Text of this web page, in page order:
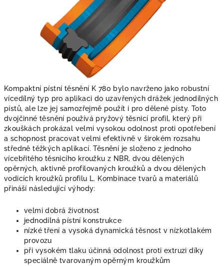
Kompaktní pístní těsnění K 780 bylo navrženo jako robustní
vícedílný typ pro aplikaci do uzavřených drážek jednodílných
pístů, ale lze jej samozřejmě použít i pro dělené písty. Toto
dvojčinné těsnění používá pryžový těsnicí profil, který při
zkouškách prokázal velmi vysokou odolnost proti opotřebení
a schopnost pracovat velmi efektivně v širokém rozsahu
středně těžkých aplikací. Těsnění je složeno z jednoho
vícebřitého těsnicího kroužku z NBR, dvou dělených
opěrných, aktivně profilovaných kroužků a dvou dělených
vodicích kroužků profilu L. Kombinace tvarů a materiálů
přináší následující výhody:
velmi dobrá životnost
jednodílná pístní konstrukce
nízké tření a vysoká dynamická těsnost v nízkotlakém
provozu
při vysokém tlaku účinná odolnost proti extruzi díky
speciálně tvarovaným opěrným kroužkům